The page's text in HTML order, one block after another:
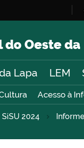
Oeste da
Lapa LEM
Acesso à
SiSU 2024